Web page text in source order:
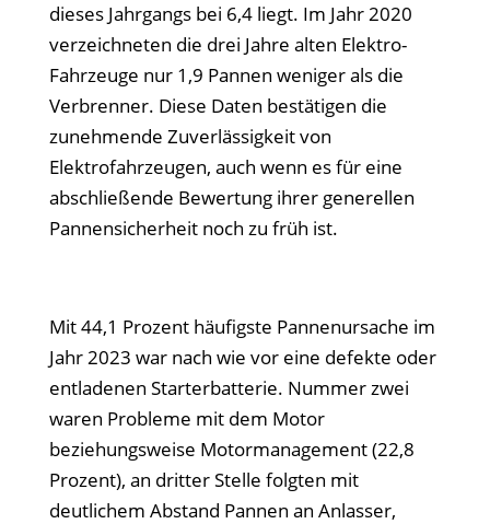
dieses Jahrgangs bei 6,4 liegt. Im Jahr 2020
verzeichneten die drei Jahre alten Elektro-
Fahrzeuge nur 1,9 Pannen weniger als die
Verbrenner. Diese Daten bestätigen die
zunehmende Zuverlässigkeit von
Elektrofahrzeugen, auch wenn es für eine
abschließende Bewertung ihrer generellen
Pannensicherheit noch zu früh ist.
Mit 44,1 Prozent häufigste Pannenursache im
Jahr 2023 war nach wie vor eine defekte oder
entladenen Starterbatterie. Nummer zwei
waren Probleme mit dem Motor
beziehungsweise Motormanagement (22,8
Prozent), an dritter Stelle folgten mit
deutlichem Abstand Pannen an Anlasser,